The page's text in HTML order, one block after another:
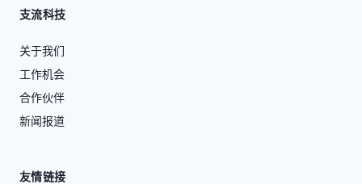
支流科技
关于我们
工作机会
合作伙伴
新闻报道
友情链接